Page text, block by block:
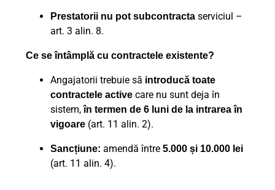
Prestatorii nu pot subcontracta serviciul –
art. 3 alin. 8.
Ce se întâmplă cu contractele existente?
Angajatorii trebuie să introducă toate
contractele active care nu sunt deja în
sistem,în termen de 6 luni de la intrarea în
vigoare (art. 11 alin. 2).
Sancțiune: amendă între 5.000 și 10.000 lei
(art. 11 alin. 4).